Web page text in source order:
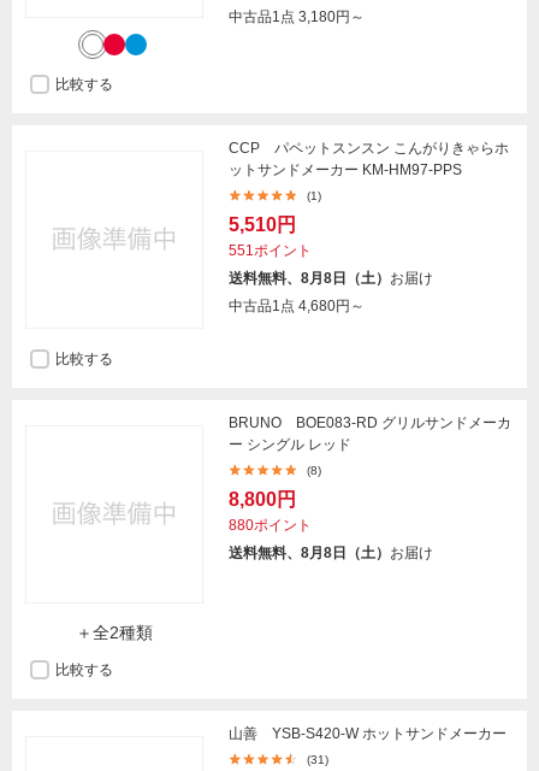
中古品1点 3,180円～
比較する
CCP パペットスンスン こんがりきゃらホ
ットサンドメーカー KM-HM97-PPS
(1)
5,510円
551ポイント
送料無料、8月8日（土） お届け
中古品1点 4,680円～
比較する
＋全2種類
BRUNO BOE083-RD グリルサンドメーカ
ー シングル レッド
(8)
8,800円
880ポイント
送料無料、8月8日（土） お届け
比較する
山善 YSB-S420-W ホットサンドメーカー
(31)